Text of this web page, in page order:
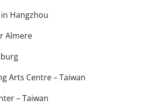
Hangzhou
Almere
Arts Centre – Taiwan
– Taiwan